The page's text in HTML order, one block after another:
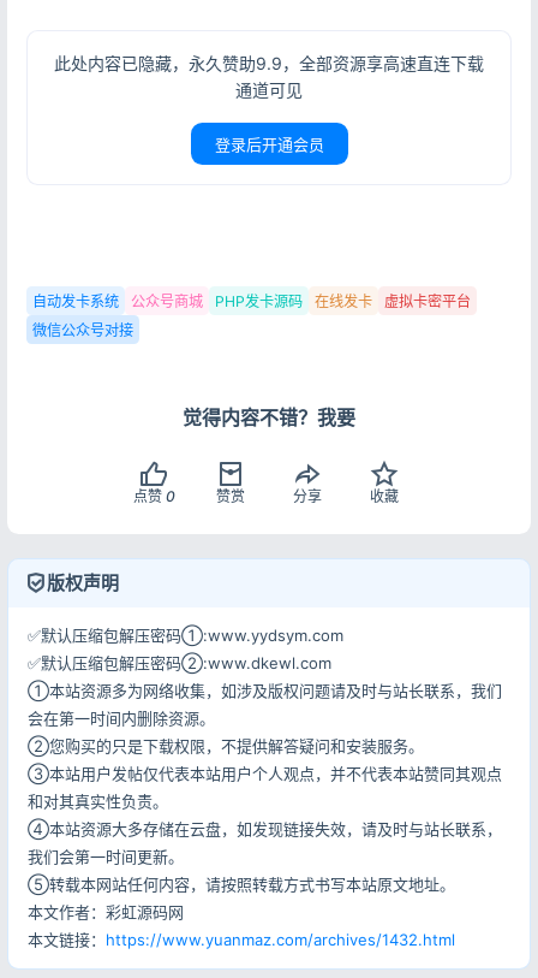
此处内容已隐藏，永久赞助9.9，全部资源享高速直连下载
通道可见
登录后开通会员
自动发卡系统 公众号商城 PHP发卡源码 在线发卡
虚拟卡密平台
微信公众号对接
觉得内容不错？我要
点赞 0 赞赏 分享 收藏
版权声明
✅默认压缩包解压密码①:www.yydsym.com
✅默认压缩包解压密码②:www.dkewl.com
①本站资源多为网络收集，如涉及版权问题请及时与站长联系，我们
会在第一时间内删除资源。
②您购买的只是下载权限，不提供解答疑问和安装服务。
③本站用户发帖仅代表本站用户个人观点，并不代表本站赞同其观点
和对其真实性负责。
④本站资源大多存储在云盘，如发现链接失效，请及时与站长联系，
我们会第一时间更新。
⑤转载本网站任何内容，请按照转载方式书写本站原文地址。
本文作者：彩虹源码网
本文链接： https://www.yuanmaz.com/archives/1432.html
登录